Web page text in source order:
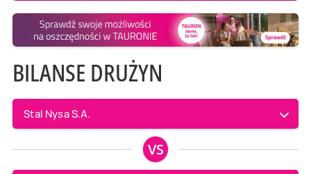
BILANSE DRUŻYN
Stal Nysa S.A.
VS